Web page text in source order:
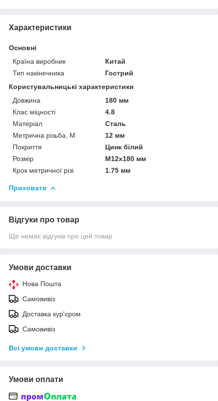
Характеристики
Основні
Країна виробник
Китай
Тип накінечника
Гострий
Користувальницькі характеристики
Довжина
180 мм
Клас міцності
4.8
Матеріал
Сталь
Метрична різьба, М
12 мм
Покриття
Цинк білий
Розмір
М12х180 мм
Крок метричної різі
1.75 мм
Приховати
Відгуки про товар
Ще немає відгуків про цей товар
Умови доставки
Нова Пошта
Самовивіз
Доставка кур'єром
Самовивіз
Всі умови доставки
Умови оплати